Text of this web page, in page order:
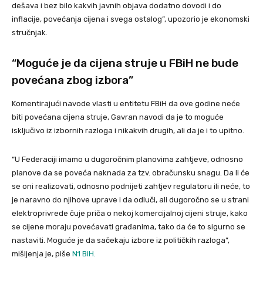
dešava i bez bilo kakvih javnih objava dodatno dovodi i do
inflacije, povećanja cijena i svega ostalog”, upozorio je ekonomski
stručnjak.
“Moguće je da cijena struje u FBiH ne bude
povećana zbog izbora”
Komentirajući navode vlasti u entitetu FBiH da ove godine neće
biti povećana cijena struje, Gavran navodi da je to moguće
isključivo iz izbornih razloga i nikakvih drugih, ali da je i to upitno.
“U Federaciji imamo u dugoročnim planovima zahtjeve, odnosno
planove da se poveća naknada za tzv. obračunsku snagu. Da li će
se oni realizovati, odnosno podnijeti zahtjev regulatoru ili neće, to
je naravno do njihove uprave i da odluči, ali dugoročno se u strani
elektroprivrede čuje priča o nekoj komercijalnoj cijeni struje, kako
se cijene moraju povećavati građanima, tako da će to sigurno se
nastaviti. Moguće je da sačekaju izbore iz političkih razloga”,
mišljenja je, piše N1 BiH.